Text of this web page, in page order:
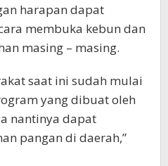
harapan dapat
membuka kebun dan
masing – masing.
saat ini sudah mulai
yang dibuat oleh
nantinya dapat
pangan di daerah,”